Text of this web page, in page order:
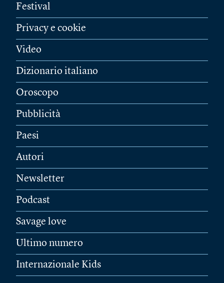
Festival
Privacy e cookie
Video
Dizionario italiano
Oroscopo
Pubblicità
Paesi
Autori
Newsletter
Podcast
Savage love
Ultimo numero
Internazionale Kids